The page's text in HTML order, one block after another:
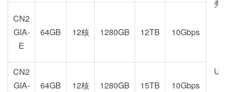
弗
CN2
GIA-
E
64GB 12核 1280GB 12TB 10Gbps
CN2
GIA-
64GB 12核 1280GB 15TB 10Gbps